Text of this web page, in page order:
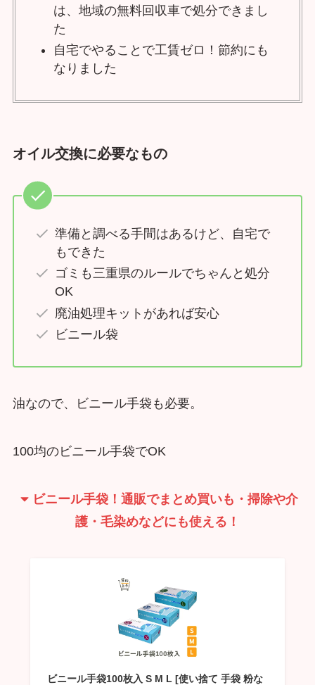
は、地域の無料回収車で処分できまし
た
自宅でやることで工賃ゼロ！節約にも
なりました
オイル交換に必要なもの
準備と調べる手間はあるけど、自宅で
もできた
ゴミも三重県のルールでちゃんと処分
OK
廃油処理キットがあれば安心
ビニール袋
油なので、ビニール手袋も必要。
100均のビニール手袋でOK
ビニール手袋！通販でまとめ買いも・掃除や介
護・毛染めなどにも使える！
ビニール手袋100枚入 S M L [使い捨て 手袋 粉な